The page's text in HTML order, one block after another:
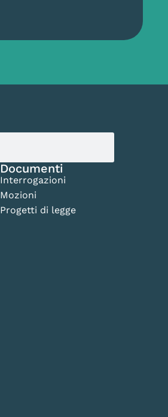
Documenti
Interrogazioni
Mozioni
Progetti di legge